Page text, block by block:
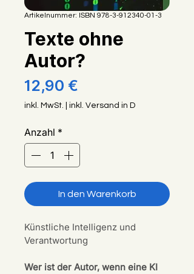
Artikelnummer: ISBN 978-3-912340-01-3
Texte ohne
Autor?
12,90 €
inkl. MwSt. inkl. Versand in D
Anzahl *
In den Warenkorb
Künstliche Intelligenz und
Verantwortung
Wer ist der Autor, wenn eine KI